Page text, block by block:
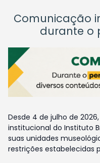
Comunicação
durante o
Desde 4 de julho de
institucional do Instituto
suas unidades
restrições estabelecidas